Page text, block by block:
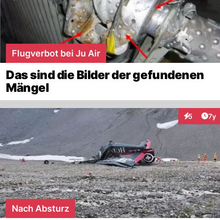
Flugverbot bei Ju Air
Das sind die Bilder der gefundenen
Mängel
5 7y
Nach Absturz